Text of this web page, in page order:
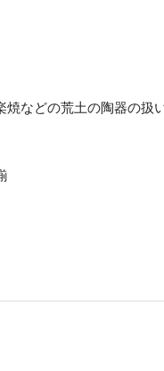
焼などの荒土の陶器の扱